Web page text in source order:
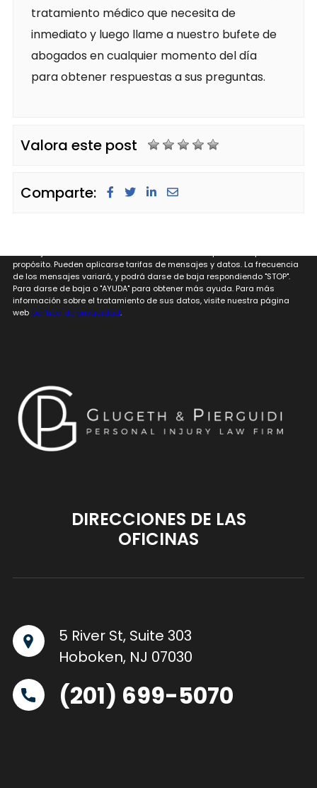
tratamiento médico que necesita de
inmediato y luego llame a nuestro bufete de
abogados en cualquier momento del día
para obtener respuestas a sus preguntas.
Valora este post
Comparte:
propósito. Pueden aplicarse tarifas de mensajes y datos. La frecuencia
de los mensajes variará, y podrá darse de baja respondiendo "STOP".
Para darse de baja o "AYUDA" para obtener más ayuda. Para más
información sobre el tratamiento de sus datos, visite nuestra página
web política de privacidad.
DIRECCIONES DE LAS
OFICINAS
5 River St, Suite 303
Hoboken, NJ 07030
(201) 699-5070